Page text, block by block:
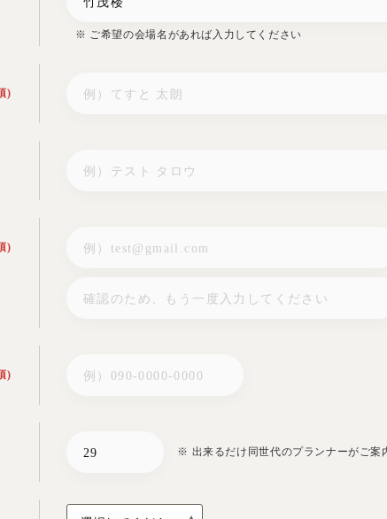
※ ご希望の会場名があれば入力してください
)
)
)
※ 出来るだけ同世代のプランナーがご案